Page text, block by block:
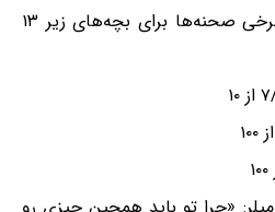
PG-13 (تماشای برخی صحنه‌ها برای بچه‌های زیر ۱۳
۱۰